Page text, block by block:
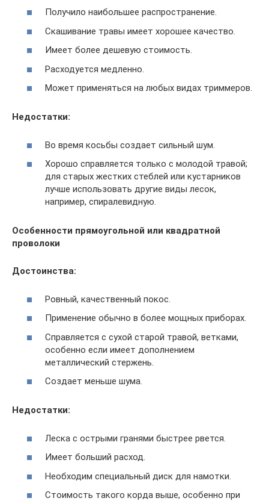
Получило наибольшее распространение.
Скашивание травы имеет хорошее качество.
Имеет более дешевую стоимость.
Расходуется медленно.
Может применяться на любых видах триммеров.
Недостатки:
Во время косьбы создает сильный шум.
Хорошо справляется только с молодой травой;
для старых жестких стеблей или кустарников
лучше использовать другие виды лесок,
например, спиралевидную.
Особенности прямоугольной или квадратной
проволоки
Достоинства:
Ровный, качественный покос.
Применение обычно в более мощных приборах.
Справляется с сухой старой травой, ветками,
особенно если имеет дополнением
металлический стержень.
Создает меньше шума.
Недостатки:
Леска с острыми гранями быстрее рвется.
Имеет больший расход.
Необходим специальный диск для намотки.
Стоимость такого корда выше, особенно при